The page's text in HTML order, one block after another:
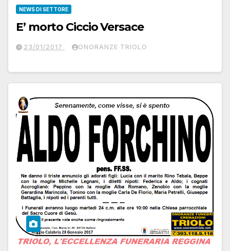
NEWS DI SETTORE
E’ morto Ciccio Versace
23/01/2017 ONORANZE TRIOLO